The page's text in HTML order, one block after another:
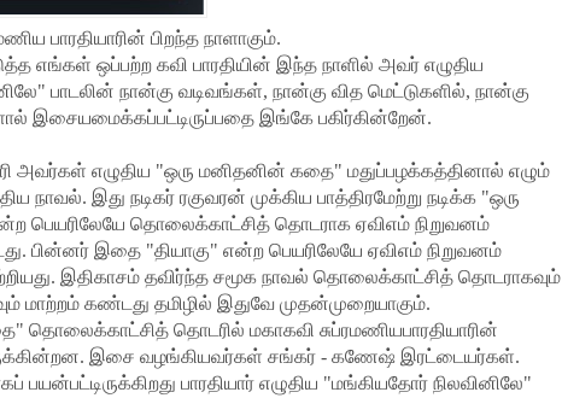
பாரதியாரின் பிறந்த நாளாகும்.
எங்கள் ஒப்பற்ற கவி பாரதியின் இந்த நாளில் அவர் எழுதிய
பாடலின் நான்கு வடிவங்கள், நான்கு வித மெட்டுகளில், நான்கு
இசையமைக்கப்பட்டிருப்பதை இங்கே பகிர்கின்றேன்.
அவர்கள் எழுதிய "ஒரு மனிதனின் கதை" மதுப்பழக்கத்தினால் எழும்
நாவல். இது நடிகர் ரகுவரன் முக்கிய பாத்திரமேற்று நடிக்க "ஒரு
பெயரிலேயே தொலைக்காட்சித் தொடராக ஏவிஎம் நிறுவனம்
பின்னர் இதை "தியாகு" என்ற பெயரிலேயே ஏவிஎம் நிறுவனம்
இதிகாசம் தவிர்ந்த சமூக நாவல் தொலைக்காட்சித் தொடராகவும்
மாற்றம் கண்டது தமிழில் இதுவே முதன்முறையாகும்.
தொலைக்காட்சித் தொடரில் மகாகவி சுப்ரமணியபாரதியாரின்
இசை வழங்கியவர்கள் சங்கர் - கணேஷ் இரட்டையர்கள்.
பயன்பட்டிருக்கிறது பாரதியார் எழுதிய "மங்கியதோர் நிலவினிலே"